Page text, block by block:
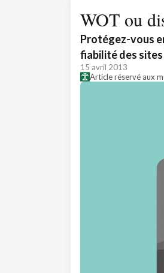
WOT ou
Protégez-vous
fiabilité des
15 avril 2013
Article réservé aux